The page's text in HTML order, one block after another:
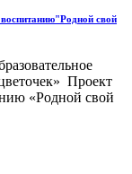
свой
Проект
«Родной свой